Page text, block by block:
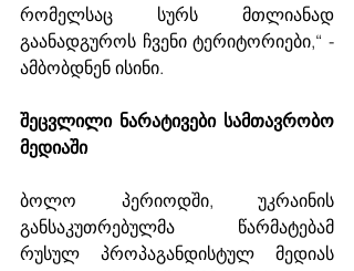
რომელსაც სურს მთლიანად
გაანადგუროს ჩვენი ტერიტორიები,“ -
ამბობდნენ ისინი.
შეცვლილი ნარატივები სამთავრობო
მედიაში
ბოლო პერიოდში, უკრაინის
განსაკუთრებულმა წარმატებამ
რუსულ პროპაგანდისტულ მედიას